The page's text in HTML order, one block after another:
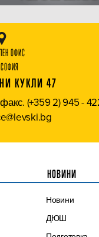
ОФИС
КУКЛИ 47
(+359 2) 945 -
НОВИНИ
Новини
ДЮШ